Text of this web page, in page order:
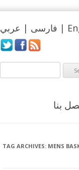
فارسی | عربي |
بنا
TAG ARCHIVES: MENS